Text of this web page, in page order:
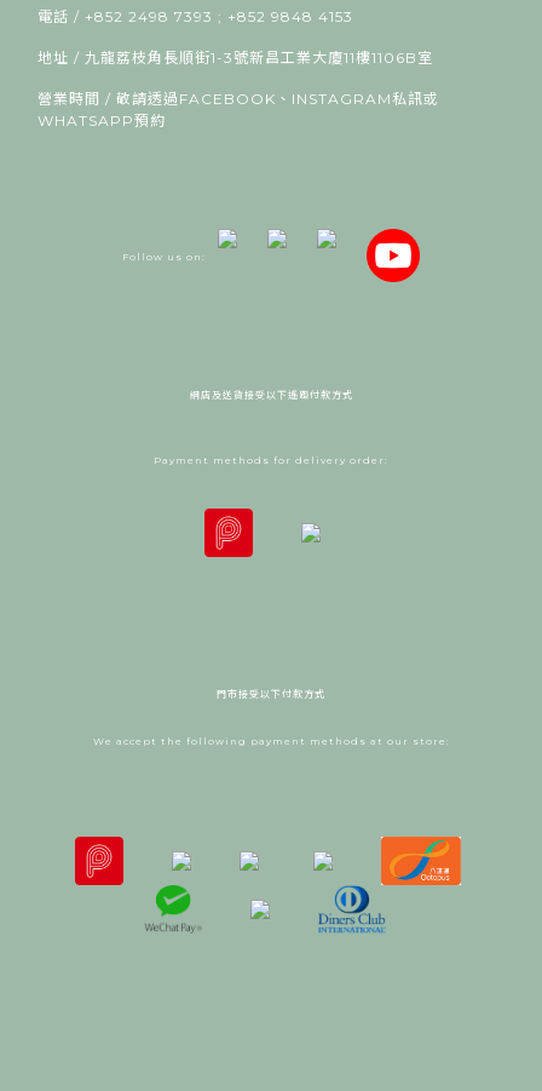
電話 / +852 2498 7393 ; +852 9848 4153
地址 / 九龍荔枝角長順街1-3號新昌工業大廈11樓1106B室
營業時間 / 敬請透過FACEBOOK、INSTAGRAM私訊或
WHATSAPP預約
Follow us on:
網店及送貨接受以下遙距付款方式
Payment methods for delivery order:
門市接受以下付款方式
We accept the following payment methods at our store: